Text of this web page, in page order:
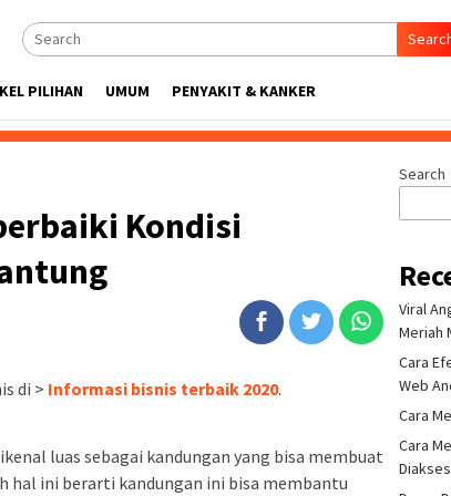
PILIHAN UMUM PENYAKIT & KANKER
Kondisi
di > Informasi bisnis terbaik 2020.
luas sebagai kandungan yang bisa membuat
hal ini berarti kandungan ini bisa membantu
Search
Viral
Meriah
Cara
Web
Cara
Cara
Diakses